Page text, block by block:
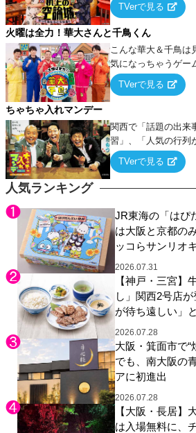
人気ランキング
JR東海の「はぴ
は大阪と京都の
ッコらサンリオ
やグッズが登場
2026.07.31
【神戸・三宮】
し」関西2号店
が待ち遠しい」
2026.07.28
大阪・箕面市で“
でも、南大阪の
アに初進出
2026.07.28
【大阪・長居】
は入場無料に、
論”に若手芸人らがカ
TVerで見る
火曜は全力！華大さんと千鳥くん
こんな華大＆千鳥は
気になっちゃうゲー
ー！
TVerで見る
ちゃちゃ入れマンデー
関西で「話題の出来
習」、「人気の行列
るテーマについて好
ていく関西色を前面
TVerで見る